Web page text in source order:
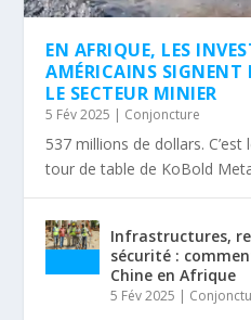
EN AFRIQUE, LES
AMÉRICAINS SIGNENT
LE SECTEUR MINIER
5 Fév 2025 Conjoncture
537 millions de dollars.
tour de table de KoBold
Infrastructures,
sécurité :
Chine en Afrique
5 Fév 2025